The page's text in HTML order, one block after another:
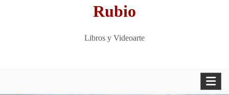
Rubio
Libros y Videoarte